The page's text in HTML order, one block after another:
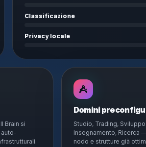
Classificazione
Privacy locale
Brain si
auto-
Domini
Studio, Trading,
Insegnamento, Ricerca
nodo e strutture già